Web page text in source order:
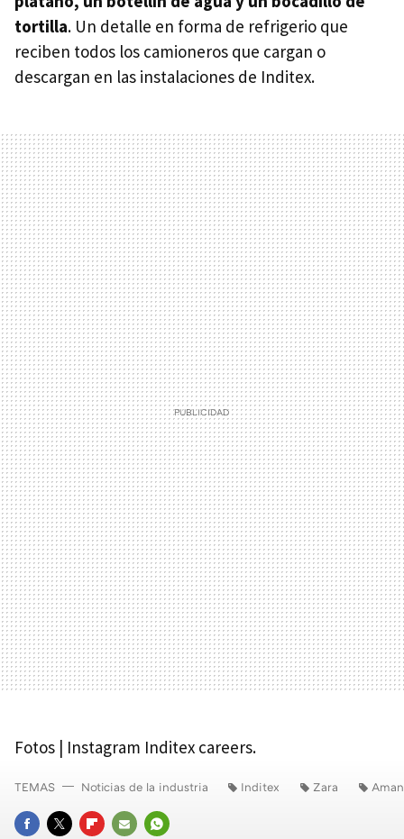
tortilla. Un detalle en forma de refrigerio que
reciben todos los camioneros que cargan o
descargan en las instalaciones de Inditex.
Fotos | Instagram Inditex careers.
TEMAS Noticias de la industria Inditex Zara